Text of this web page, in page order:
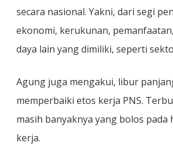
secara nasional. Yakni, dari segi
ekonomi, kerukunan,
daya lain yang dimiliki, seperti
Agung juga mengakui, libur
memperbaiki etos kerja PNS.
masih banyaknya yang bolos pada
kerja.